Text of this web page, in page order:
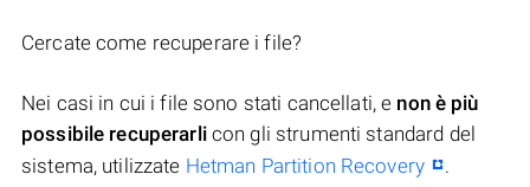
Cercate come recuperare i file?
Nei casi in cui i file sono stati cancellati, e non è più
possibile recuperarlicon gli strumenti standard del
sistema, utilizzate Hetman Partition Recovery .